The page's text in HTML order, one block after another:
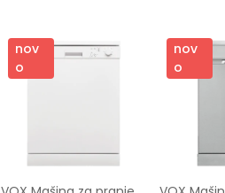
nov
o
nov
o